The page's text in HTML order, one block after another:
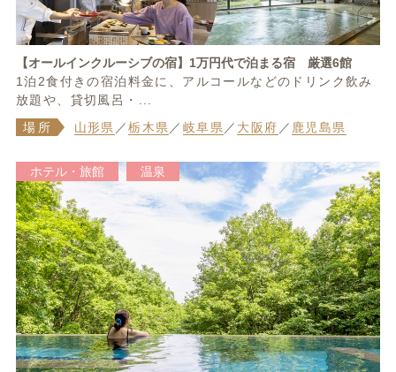
【オールインクルーシブの宿】1万円代で泊まる宿 厳選6館
1泊2食付きの宿泊料金に、アルコールなどのドリンク飲み
放題や、貸切風呂・...
場所
山形県 ／栃木県／ 岐阜県／ 大阪府 ／ 鹿児島県
ホテル・旅館 温泉